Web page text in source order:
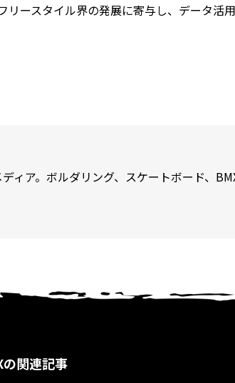
ースタイル界の発展に寄与し、データ
ィア。ボルダリング、スケートボード、
の関連記事